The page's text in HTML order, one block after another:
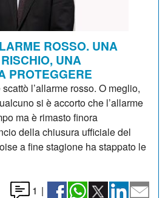
ROSSO. UNA
UNA
PROTEGGERE
l’allarme rosso. O meglio,
si è accorto che l’allarme
ma è rimasto finora
della chiusura ufficiale del
a fine stagione ha stappato le
1 |